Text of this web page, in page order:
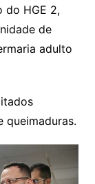
do HGE 2,
de
adulto
queimaduras.